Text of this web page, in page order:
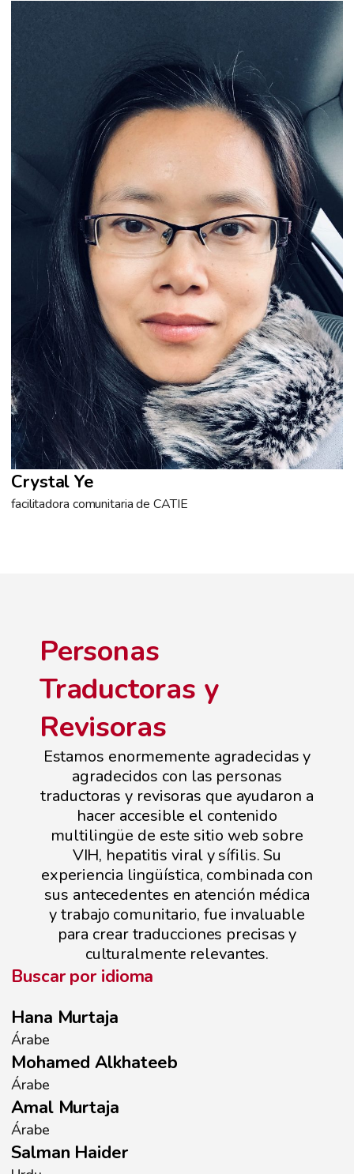
Crystal Ye
facilitadora comunitaria de CATIE
Personas
Traductoras y
Revisoras
Estamos enormemente agradecidas y
agradecidos con las personas
traductoras y revisoras que ayudaron a
hacer accesible el contenido
multilingüe de este sitio web sobre
VIH, hepatitis viral y sífilis. Su
experiencia lingüística, combinada con
sus antecedentes en atención médica
y trabajo comunitario, fue invaluable
para crear traducciones precisas y
culturalmente relevantes.
Buscar por idioma
Hana Murtaja
Árabe
Mohamed Alkhateeb
Árabe
Amal Murtaja
Árabe
Salman Haider